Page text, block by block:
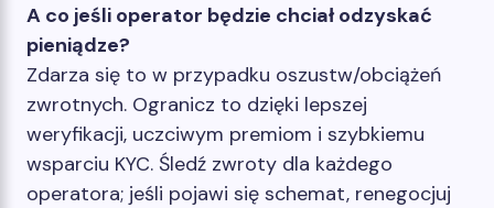
A co jeśli operator będzie chciał odzyskać
pieniądze?
Zdarza się to w przypadku oszustw/obciążeń
zwrotnych. Ogranicz to dzięki lepszej
weryfikacji, uczciwym premiom i szybkiemu
wsparciu KYC. Śledź zwroty dla każdego
operatora; jeśli pojawi się schemat, renegocjuj